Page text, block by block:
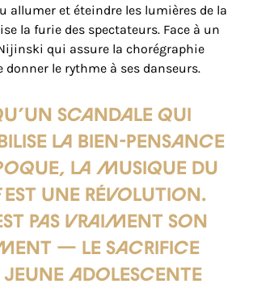
allumer et éteindre les lumières de la
la furie des spectateurs. Face à un
qui assure la chorégraphie
donner le rythme à ses danseurs.
scandale qui
la bien-pensance
la musique du
est une révolution.
pas vraiment son
— le sacrifice
jeune adolescente